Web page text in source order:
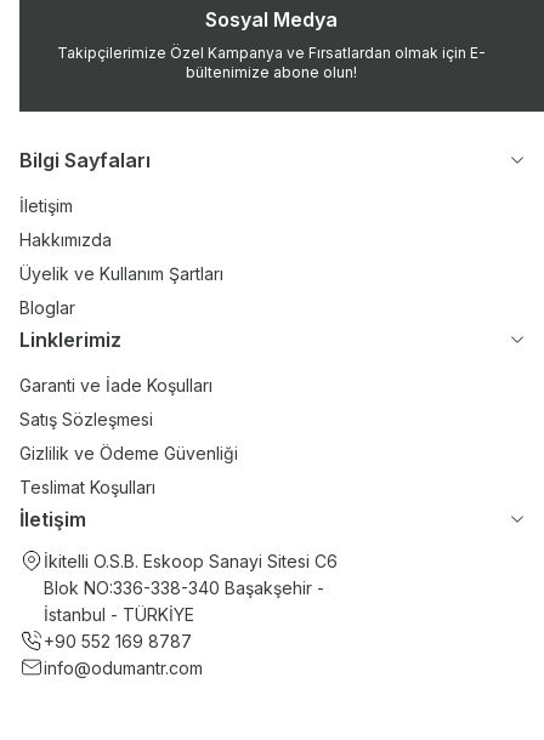
Sosyal Medya
Takipçilerimize Özel Kampanya ve Fırsatlardan olmak için E-
bültenimize abone olun!
Bilgi Sayfaları
İletişim
Hakkımızda
Üyelik ve Kullanım Şartları
Bloglar
Linklerimiz
Garanti ve İade Koşulları
Satış Sözleşmesi
Gizlilik ve Ödeme Güvenliği
Teslimat Koşulları
İletişim
İkitelli O.S.B. Eskoop Sanayi Sitesi C6
Blok NO:336-338-340 Başakşehir -
İstanbul - TÜRKİYE
+90 552 169 8787
info@odumantr.com